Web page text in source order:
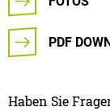
PDF
Haben Sie